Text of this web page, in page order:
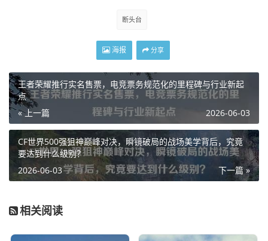
断头台
海报 分享
王者荣耀推行实名售票，电竞票务规范化的里程碑与行业新起
点
« 上一篇
2026-06-03
CF世界500强狙神巅峰对决，瞬镜破局的战场美学背后，究竟
要达到什么级别？
下一篇 »
2026-06-03
相关阅读